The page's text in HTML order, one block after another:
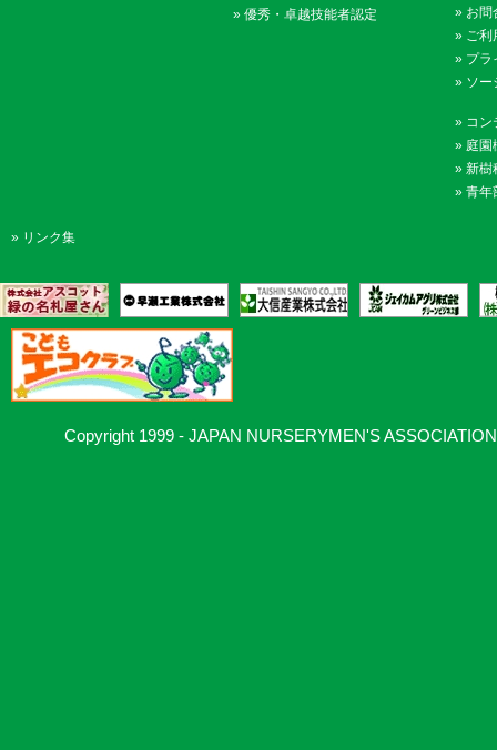
» 優秀・卓越技能者認定
» お問
» ご利
» プラ
» ソー
» コン
» 庭園
» 新樹
» 青年
» リンク集
Copyright 1999 - JAPAN NURSERYMEN'S